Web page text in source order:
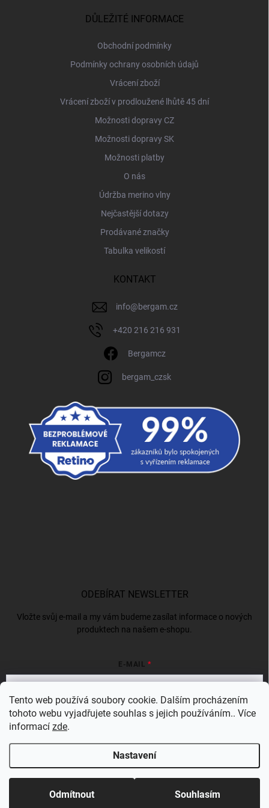
Tento web používá soubory cookie. Dalším procházením
tohoto webu vyjadřujete souhlas s jejich používáním.. Více
informací zde.
Nastavení
Odmítnout Souhlasím
DŮLEŽITÉ INFORMACE
Obchodní podmínky
Podmínky ochrany osobních údajů
Vrácení zboží
Vrácení zboží v prodloužené lhůtě 45 dní
Možnosti dopravy CZ
Možnosti dopravy SK
Možnosti platby
O nás
Údržba merino vlny
Nejčastější dotazy
Prodávané značky
Tabulka velikostí
KONTAKT
info@bergam.cz
+420 216 216 931
Bergamcz
bergam_czsk
ODEBÍRAT NEWSLETTER
Vložte svůj e-mail a my vám budeme zasílat informace o nových
produktech na našem e-shopu.
E-MAIL
Vložením e-mailu souhlasíte s
Přihlásit se
Copyright 2026 . Všechna práva vyhrazena.